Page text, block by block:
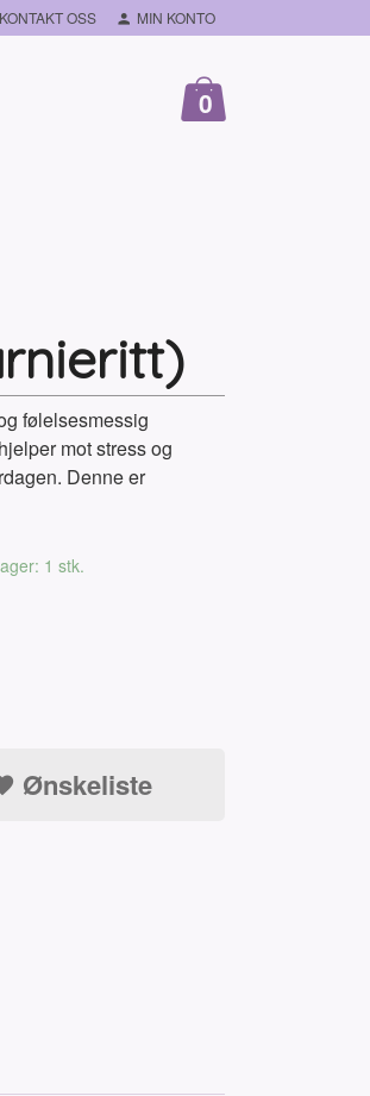
KONTAKT OSS MIN KONTO
0
følelsesmessig
mot stress og
Denne er
1 stk.
Ønskeliste